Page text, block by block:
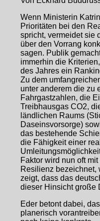
Wenn Ministerin
Prioritäten bei den
spricht, vermeidet sie
über den Vorrang
sagen. Publik
immerhin die
des Jahres ein
Zu dem
unter anderem die zu
Fahrgastzahlen, die
Treibhausgas CO2,
ländlichen Raums
Daseinsvorsorge)
das bestehende
die Fähigkeit einer
Faktor wird nun oft
Resilienz bezeichnet,
zeigt, dass das
dieser Hinsicht große
Eder betont dabei,
planerisch